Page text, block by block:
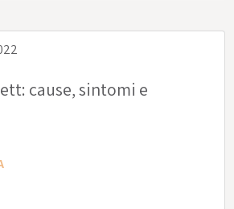
cause, sintomi e